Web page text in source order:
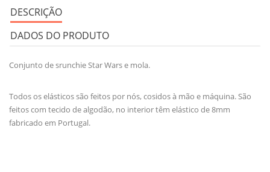
DESCRIÇÃO
DADOS DO PRODUTO
Conjunto de srunchie Star Wars e mola.
Todos os elásticos são feitos por nós, cosidos à mão e máquina. São
feitos com tecido de algodão, no interior têm elástico de 8mm
fabricado em Portugal.